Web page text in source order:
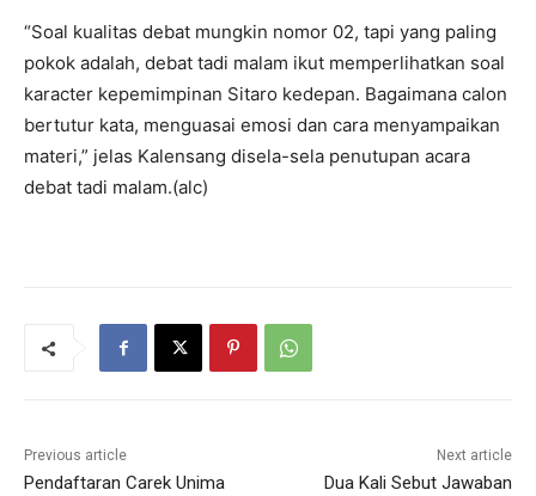
“Soal kualitas debat mungkin nomor 02, tapi yang paling
pokok adalah, debat tadi malam ikut memperlihatkan soal
karacter kepemimpinan Sitaro kedepan. Bagaimana calon
bertutur kata, menguasai emosi dan cara menyampaikan
materi,” jelas Kalensang disela-sela penutupan acara
debat tadi malam.(alc)
Previous article
Pendaftaran Carek Unima
Next article
Dua Kali Sebut Jawaban